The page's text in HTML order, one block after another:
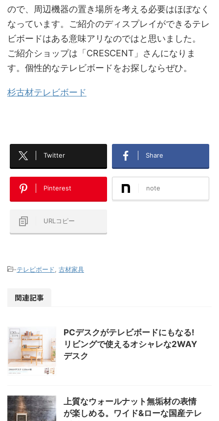
ので、周辺機器の置き場所を考える必要はほぼなく
なっています。ご紹介のディスプレイができるテレ
ビボードはある意味アリなのではと思いました。
ご紹介ショップは「CRESCENT」さんになりま
す。個性的なテレビボードをお探しならぜひ。
杉古材テレビボード
Twitter Share
Pinterest note
URLコピー
-テレビボード 古材家具
関連記事
PCデスクがテレビボードにもなる!
リビングで使えるオシャレな2WAY
デスク
上質なウォールナット無垢材の表情
が楽しめる。ワイド&ローな国産テレ